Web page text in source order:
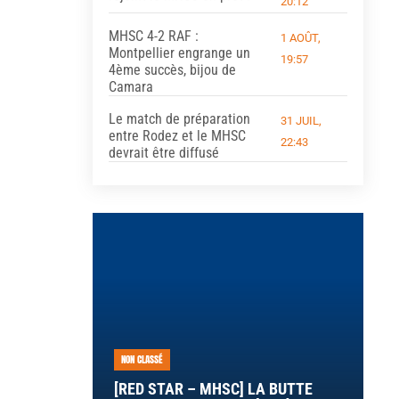
MHSC 4-2 RAF :
Montpellier engrange un
4ème succès, bijou de
Camara
1 AOÛT,
19:57
Le match de préparation
entre Rodez et le MHSC
devrait être diffusé
31 JUIL,
22:43
NON CLASSÉ
[RED STAR – MHSC] LA BUTTE